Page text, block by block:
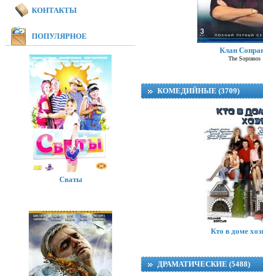
Клан
The Sopranos
Жизнь на
Life on Mars
КОМЕДИЙНЫЕ (3709)
Кто в доме
ДРАМАТИЧЕСКИЕ (5488)
КОНТАКТЫ
ПОПУЛЯРНОЕ
Сваты